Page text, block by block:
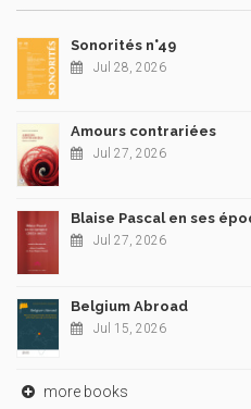
Sonorités n°49
Jul 28, 2026
Amours contrariées
Jul 27, 2026
Blaise Pascal en ses
Jul 27, 2026
Belgium Abroad
Jul 15, 2026
more books